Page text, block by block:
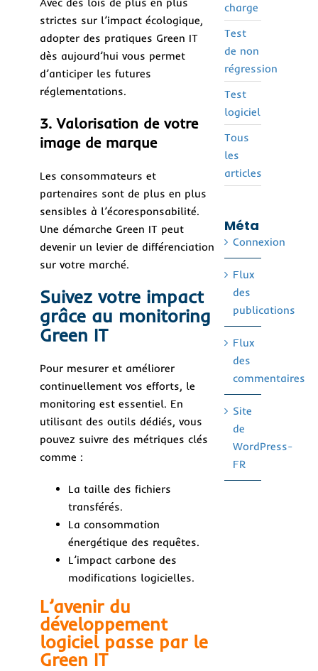
strictes sur l’impact écologique,
adopter des pratiques Green IT
dès aujourd’hui vous permet
d’anticiper les futures
réglementations.
3. Valorisation de votre
image de marque
Les consommateurs et
partenaires sont de plus en plus
sensibles à l’écoresponsabilité.
Une démarche Green IT peut
devenir un levier de différenciation
sur votre marché.
Suivez votre impact
grâce au monitoring
Green IT
Pour mesurer et améliorer
continuellement vos efforts, le
monitoring est essentiel. En
utilisant des outils dédiés, vous
pouvez suivre des métriques clés
comme :
La taille des fichiers
transférés.
La consommation
énergétique des requêtes.
L’impact carbone des
modifications logicielles.
L’avenir du
développement
logiciel passe par le
Green IT
charge
Test
de non
régression
Test
logiciel
Tous
les
articles
Méta
Connexion
Flux
des
publications
Flux
des
commentaires
Site
de
WordPress-
FR